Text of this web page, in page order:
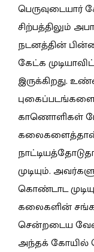
பெருவுடையார்
சிற்பத்திலும்
நடனத்தின்
கேட்க
இருக்கிறது.
காணொளிகள்
கலைகளைத்தான்
முடியும்.
கொண்டாட
கலைகளின்
சென்றடைய
அந்தக் கோயில்